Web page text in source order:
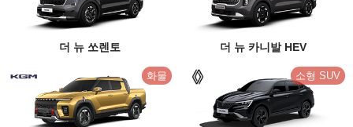
더 뉴 쏘렌토 더 뉴 카니발 HEV
화물 소형 SUV